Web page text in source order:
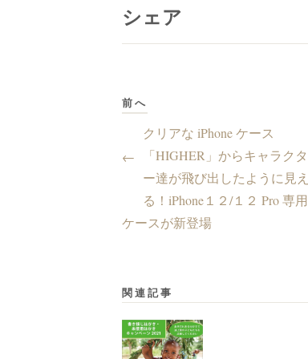
シェア
前へ
←
クリアな iPhone ケース
「HIGHER」からキャラクタ
ー達が飛び出したように見え
る！iPhone１２/１２ Pro 専用
ケースが新登場
関連記事